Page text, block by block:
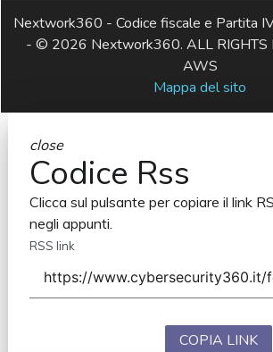
Nextwork360 - Codice fiscale e Partita
- © 2026 Nextwork360. ALL RIGHTS
AWS
Mappa del sito
close
Codice Rss
Clicca sul pulsante per copiare il link
negli appunti.
RSS link
COPIA LINK